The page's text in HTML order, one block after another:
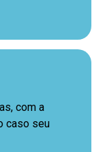
com a
caso seu